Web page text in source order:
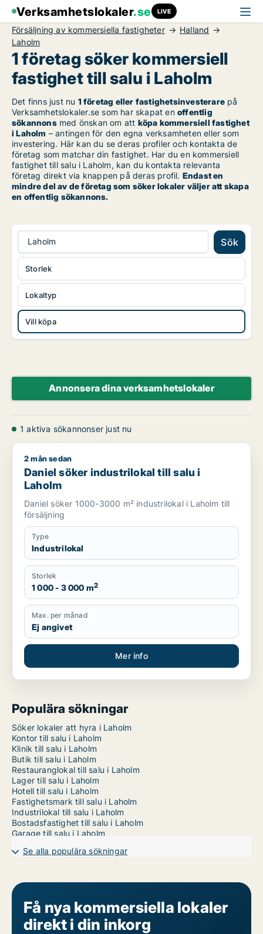
Verksamhetslokaler.se LIVE
Försäljning av kommersiella fastigheter
Halland
Laholm
1 företag söker kommersiell
fastighet till salu i Laholm
Det finns just nu 1 företag eller fastighetsinvesterare på
Verksamhetslokaler.se som har skapat en offentlig
sökannonsmed önskan om att köpa kommersiell fastighet
i Laholm – antingen för den egna verksamheten eller som
investering. Här kan du se deras profiler och kontakta de
företag som matchar din fastighet. Har du en kommersiell
fastighet till salu i Laholm, kan du kontakta relevanta
företag direkt via knappen på deras profil. Endast en
mindre del av de företag som söker lokaler väljer att skapa
en offentlig sökannons.
Laholm Sök
Lokaltyp
Vill köpa
Storlek
Annonsera dina verksamhetslokaler
1 aktiva sökannonser just nu
Daniel söker industrilokal till salu i Laholm
2 mån sedan
Daniel söker industrilokal till salu i
Laholm
Daniel söker 1000-3000 m² industrilokal i Laholm till
försäljning
Type
Industrilokal
Storlek
1 000 - 3 000 m2
Max. per månad
Ej angivet
Mer info
Populära sökningar
Söker lokaler att hyra i Laholm
Kontor till salu i Laholm
Klinik till salu i Laholm
Butik till salu i Laholm
Restauranglokal till salu i Laholm
Lager till salu i Laholm
Hotell till salu i Laholm
Fastighetsmark till salu i Laholm
Industrilokal till salu i Laholm
Bostadsfastighet till salu i Laholm
Garage till salu i Laholm
Se alla populära sökningar
Få nya kommersiella lokaler
direkt i din inkorg